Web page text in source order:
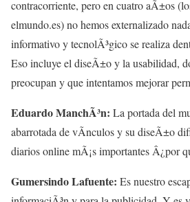
contracorriente, pero en cuatro aÃ±os
elmundo.es) no hemos externalizado
informativo y tecnolÃ³gico se realiza
Eso incluye el diseÃ±o y la usabilidad,
preocupan y que intentamos mejorar
Eduardo ManchÃ³n: La portada del
abarrotada de vÃ­nculos y su diseÃ±o
diarios online mÃ¡s importantes Â¿por
Gumersindo Lafuente: Es nuestro